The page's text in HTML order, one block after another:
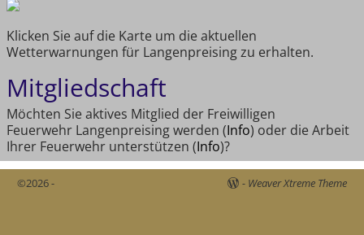
Klicken Sie auf die Karte um die aktuellen
Wetterwarnungen für Langenpreising zu erhalten.
Mitgliedschaft
Möchten Sie aktives Mitglied der Freiwilligen
Feuerwehr Langenpreising werden (Info) oder die Arbeit
Ihrer Feuerwehr unterstützen (Info)?
©2026 - - Weaver Xtreme Theme